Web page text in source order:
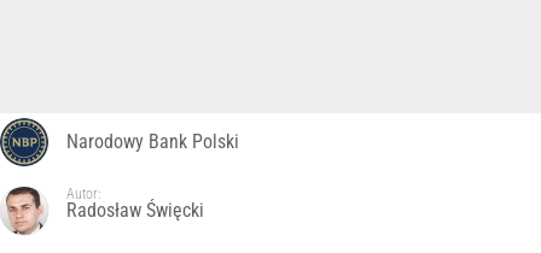
Narodowy Bank Polski
Autor:
Radosław Święcki